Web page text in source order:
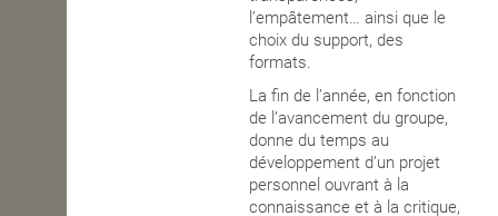
l’empâtement… ainsi que le
choix du support, des
formats.
La fin de l’année, en fonction
de l’avancement du groupe,
donne du temps au
développement d’un projet
personnel ouvrant à la
connaissance et à la critique,